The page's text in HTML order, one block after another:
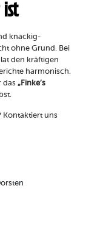
knackig-
ohne Grund. Bei
den kräftigen
harmonisch.
das„Finke’s
Kontaktiert uns